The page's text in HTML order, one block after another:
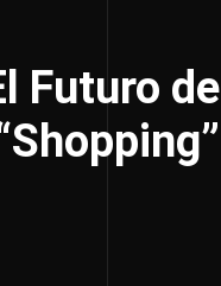
Futuro del